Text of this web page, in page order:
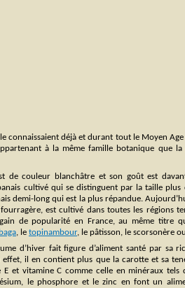
connaissaient déjà et durant tout le Moyen
à la même famille botanique que la
de couleur blanchâtre et son goût est
cultivé qui se distinguent par la taille plus
demi-long qui est la plus répandue.
est cultivé dans toutes les régions
de popularité en France, au même titre
, le topinambour, le pâtisson, le scorsonère
d’hiver fait figure d’aliment santé par sa
effet, il en contient plus que la carotte et sa
E et vitamine C comme celle en minéraux tels
le phosphore et le zinc en font un